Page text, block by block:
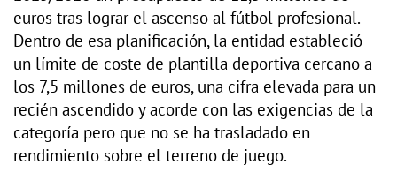
euros tras lograr el ascenso al fútbol profesional.
Dentro de esa planificación, la entidad estableció
un límite de coste de plantilla deportiva cercano a
los 7,5 millones de euros, una cifra elevada para un
recién ascendido y acorde con las exigencias de la
categoría pero que no se ha trasladado en
rendimiento sobre el terreno de juego.